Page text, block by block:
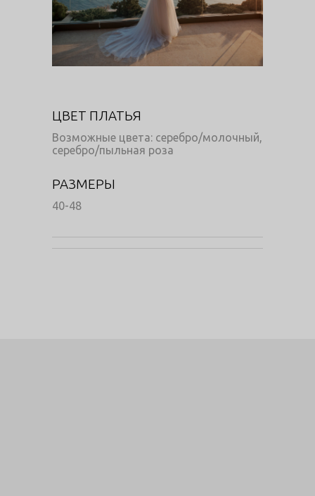
ЦВЕТ ПЛАТЬЯ
Возможные цвета: серебро/молочный,
серебро/пыльная роза
РАЗМЕРЫ
40-48